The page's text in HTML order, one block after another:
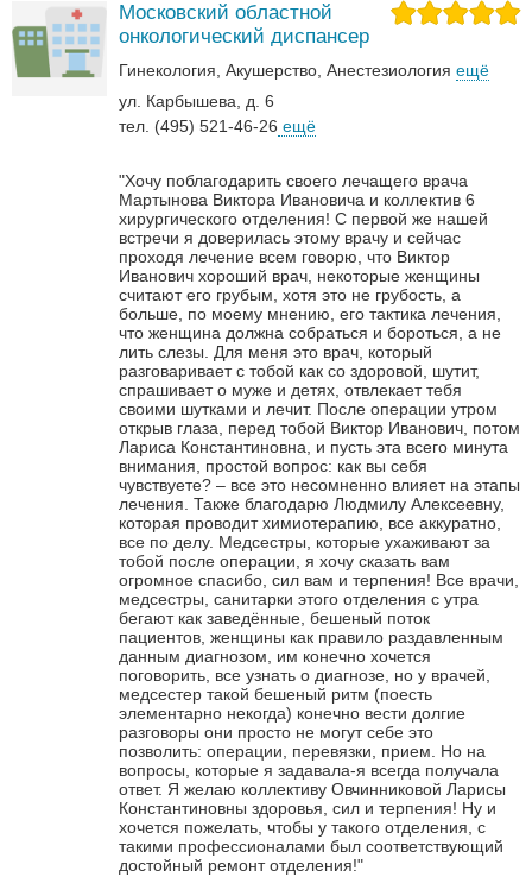
Московский областной
онкологический диспансер
Гинекология Акушерство Анестезиология ещё
ул. Карбышева, д. 6
тел. (495) 521-46-26 ещё
"Хочу поблагодарить своего лечащего врача
Мартынова Виктора Ивановича и коллектив 6
хирургического отделения! С первой же нашей
встречи я доверилась этому врачу и сейчас
проходя лечение всем говорю, что Виктор
Иванович хороший врач, некоторые женщины
считают его грубым, хотя это не грубость, а
больше, по моему мнению, его тактика лечения,
что женщина должна собраться и бороться, а не
лить слезы. Для меня это врач, который
разговаривает с тобой как со здоровой, шутит,
спрашивает о муже и детях, отвлекает тебя
своими шутками и лечит. После операции утром
открыв глаза, перед тобой Виктор Иванович, потом
Лариса Константиновна, и пусть эта всего минута
внимания, простой вопрос: как вы себя
чувствуете? – все это несомненно влияет на этапы
лечения. Также благодарю Людмилу Алексеевну,
которая проводит химиотерапию, все аккуратно,
все по делу. Медсестры, которые ухаживают за
тобой после операции, я хочу сказать вам
огромное спасибо, сил вам и терпения! Все врачи,
медсестры, санитарки этого отделения с утра
бегают как заведённые, бешеный поток
пациентов, женщины как правило раздавленным
данным диагнозом, им конечно хочется
поговорить, все узнать о диагнозе, но у врачей,
медсестер такой бешеный ритм (поесть
элементарно некогда) конечно вести долгие
разговоры они просто не могут себе это
позволить: операции, перевязки, прием. Но на
вопросы, которые я задавала-я всегда получала
ответ. Я желаю коллективу Овчинниковой Ларисы
Константиновны здоровья, сил и терпения! Ну и
хочется пожелать, чтобы у такого отделения, с
такими профессионалами был соответствующий
достойный ремонт отделения!"